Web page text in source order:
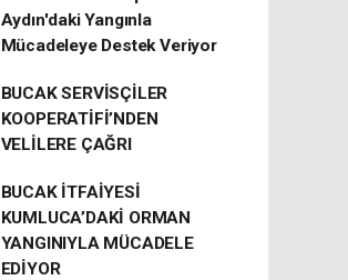
Aydın'daki Yangınla
Mücadeleye Destek Veriyor
BUCAK SERVİSÇİLER
KOOPERATİFİ’NDEN
VELİLERE ÇAĞRI
BUCAK İTFAİYESİ
KUMLUCA’DAKİ ORMAN
YANGINIYLA MÜCADELE
EDİYOR